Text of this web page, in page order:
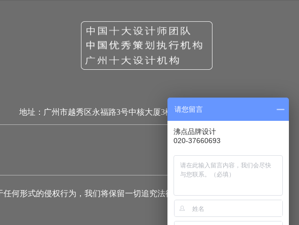
地址：广州市越秀区永福路3号中核大厦3楼
何形式的侵权行为，我们将保留一切追究法律责任的权
请您留言
沸点品牌设计
020-37660693